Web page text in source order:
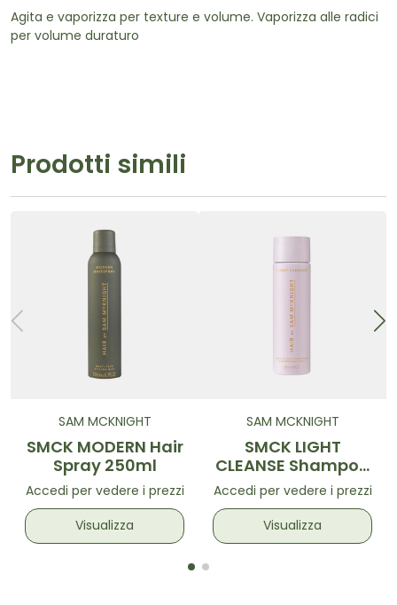
Agita e vaporizza per texture e volume. Vaporizza alle radici
per volume duraturo
Prodotti simili
SAM MCKNIGHT
SMCK MODERN Hair
Spray 250ml
Accedi per vedere i prezzi
Visualizza
SAM MCKNIGHT
SMCK LIGHT
CLEANSE Shampoo
250ml
Accedi per vedere i prezzi
Visualizza